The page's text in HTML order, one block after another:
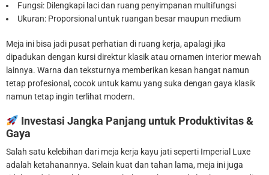
Fungsi: Dilengkapi laci dan ruang penyimpanan multifungsi
Ukuran: Proporsional untuk ruangan besar maupun medium
Meja ini bisa jadi pusat perhatian di ruang kerja, apalagi jika
dipadukan dengan kursi direktur klasik atau ornamen interior mewah
lainnya. Warna dan teksturnya memberikan kesan hangat namun
tetap profesional, cocok untuk kamu yang suka dengan gaya klasik
namun tetap ingin terlihat modern.
Investasi Jangka Panjang untuk Produktivitas &
Gaya
Salah satu kelebihan dari meja kerja kayu jati seperti Imperial Luxe
adalah ketahanannya. Selain kuat dan tahan lama, meja ini juga